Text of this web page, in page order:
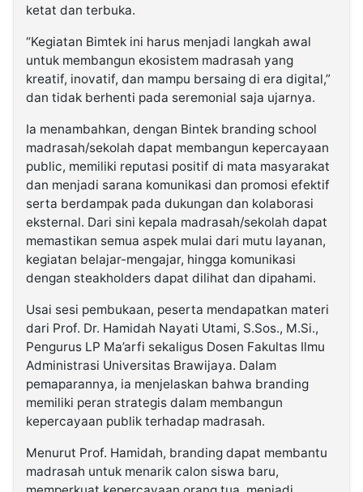
ketat dan terbuka.
“Kegiatan Bimtek ini harus menjadi langkah awal
untuk membangun ekosistem madrasah yang
kreatif, inovatif, dan mampu bersaing di era digital,”
dan tidak berhenti pada seremonial saja ujarnya.
Ia menambahkan, dengan Bintek branding school
madrasah/sekolah dapat membangun kepercayaan
public, memiliki reputasi positif di mata masyarakat
dan menjadi sarana komunikasi dan promosi efektif
serta berdampak pada dukungan dan kolaborasi
eksternal. Dari sini kepala madrasah/sekolah dapat
memastikan semua aspek mulai dari mutu layanan,
kegiatan belajar-mengajar, hingga komunikasi
dengan steakholders dapat dilihat dan dipahami.
Usai sesi pembukaan, peserta mendapatkan materi
dari Prof. Dr. Hamidah Nayati Utami, S.Sos., M.Si.,
Pengurus LP Ma’arfi sekaligus Dosen Fakultas Ilmu
Administrasi Universitas Brawijaya. Dalam
pemaparannya, ia menjelaskan bahwa branding
memiliki peran strategis dalam membangun
kepercayaan publik terhadap madrasah.
Menurut Prof. Hamidah, branding dapat membantu
madrasah untuk menarik calon siswa baru,